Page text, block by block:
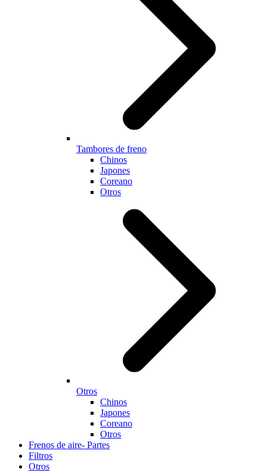
Tambores de freno
Chinos
Japones
Coreano
Otros
Otros
Chinos
Japones
Coreano
Otros
Frenos de aire- Partes
Filtros
Otros